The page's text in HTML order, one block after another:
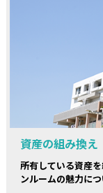
資産の組み換え
所有している資産
ンルームの魅力に